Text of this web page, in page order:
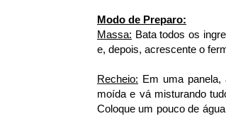
Modo de Preparo:
Massa: Bata todos os
e, depois, acrescente o
Recheio: Em uma
moída e vá misturando
Coloque um pouco de